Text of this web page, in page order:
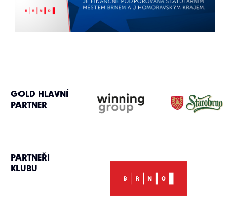
GOLD HLAVNÍ
PARTNER
PARTNEŘI
KLUBU